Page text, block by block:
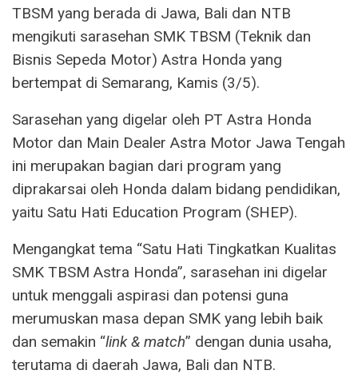
TBSM yang berada di Jawa, Bali dan NTB
mengikuti sarasehan SMK TBSM (Teknik dan
Bisnis Sepeda Motor) Astra Honda yang
bertempat di Semarang, Kamis (3/5).
Sarasehan yang digelar oleh PT Astra Honda
Motor dan Main Dealer Astra Motor Jawa Tengah
ini merupakan bagian dari program yang
diprakarsai oleh Honda dalam bidang pendidikan,
yaitu Satu Hati Education Program (SHEP).
Mengangkat tema “Satu Hati Tingkatkan Kualitas
SMK TBSM Astra Honda”, sarasehan ini digelar
untuk menggali aspirasi dan potensi guna
merumuskan masa depan SMK yang lebih baik
dan semakin “link & match” dengan dunia usaha,
terutama di daerah Jawa, Bali dan NTB.